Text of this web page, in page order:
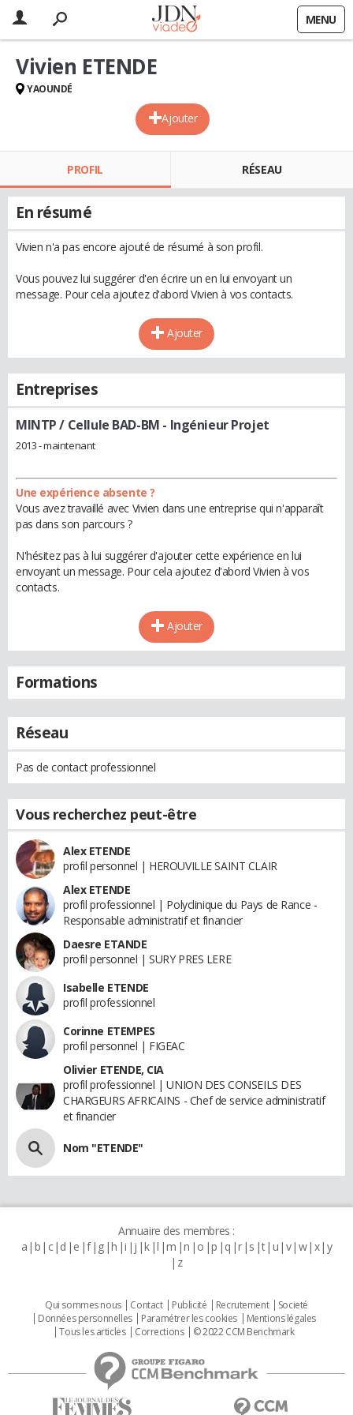
MENU
Ajouter
Vivien ETENDE
YAOUNDÉ
PROFIL RÉSEAU
En résumé
Vivien n'a pas encore ajouté de résumé à son profil.
Vous pouvez lui suggérer d'en écrire un en lui envoyant un
message. Pour cela ajoutez d'abord Vivien à vos contacts.
Ajouter
Entreprises
MINTP / Cellule BAD-BM - Ingénieur Projet
2013 - maintenant
Une expérience absente ?
Vous avez travaillé avec Vivien dans une entreprise qui n'apparaît
pas dans son parcours ?
N'hésitez pas à lui suggérer d'ajouter cette expérience en lui
envoyant un message. Pour cela ajoutez d'abord Vivien à vos
contacts.
Ajouter
Formations
Réseau
Pas de contact professionnel
Vous recherchez peut-être
Alex ETENDE
profil personnel | HEROUVILLE SAINT CLAIR
Alex ETENDE
profil professionnel | Polyclinique du Pays de Rance -
Responsable administratif et financier
Daesre ETANDE
profil personnel | SURY PRES LERE
Isabelle ETENDE
profil professionnel
Corinne ETEMPES
profil personnel | FIGEAC
Olivier ETENDE, CIA
profil professionnel | UNION DES CONSEILS DES
CHARGEURS AFRICAINS - Chef de service administratif
et financier
Nom "ETENDE"
Annuaire des membres :
a b c d e f g h i j k l m n o p q r s t u v w x y
z
Qui sommes nous Contact Publicité Recrutement
Societé
Données personnelles
Paramétrer les cookies
Mentions légales
Tous les articles
Corrections © 2022 CCM Benchmark